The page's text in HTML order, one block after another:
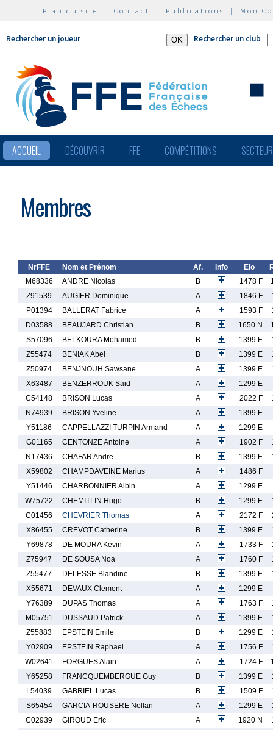
Plan du site | Contact | Publications | Mon
Rechercher un joueur Rechercher un club
ACCUEIL DÉCOUVRIR FFE COMPÉTITIONS
Membres
NrFFE Nom et Prénom Af. Info Elo
M68336
ANDRE Nicolas B 1478 F
Z91539
AUGIER Dominique A 1846 F
P01394
BALLERAT Fabrice A 1593 F
D03588
BEAUJARD Christian B 1650 N
S57096
BELKOURA Mohamed B 1399 E
Z55474
BENIAK Abel B 1399 E
Z50974
BENJNOUH Sawsane A 1399 E
X63487
BENZERROUK Said A
1299 E
C54148
BRISON Lucas A 2022 F
N74939
BRISON Yveline A
1399 E
Y51186
CAPPELLAZZI TURPIN Armand A
1299 E
G01165
CENTONZE Antoine A 1902 F
N17436
CHAFAR Andre B 1399 E
X59802
CHAMPDAVEINE Marius A
1486 F
Y51446
CHARBONNIER Albin A
1299 E
W75722
CHEMITLIN Hugo B 1299 E
C01456
CHEVRIER Thomas A 2172 F
X86455
CREVOT Catherine B 1399 E
Y69878
DE MOURA Kevin A 1733 F
Z75947
DE SOUSA Noa A 1760 F
Z55477
DELESSE Blandine B 1399 E
X55671
DEVAUX Clement A
1299 E
Y76389
DUPAS Thomas A 1763 F
M05751
DUSSAUD Patrick A 1399 E
Z55883
EPSTEIN Emile B 1299 E
Y02909
EPSTEIN Raphael A 1756 F
W02641
FORGUES Alain A 1724 F
Y65258
FRANCQUEMBERGUE Guy B 1399 E
L54039
GABRIEL Lucas B 1509 F
S65454
GARCIA-ROUSERE Nollan A 1299 E
C02939
GIROUD Eric A 1920 N